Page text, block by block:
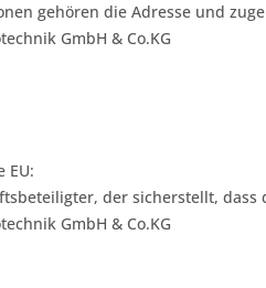
gehören die Adresse und
GmbH & Co.KG
EU:
der sicherstellt,
GmbH & Co.KG